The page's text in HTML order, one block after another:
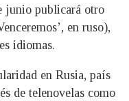
junio publicará otro
en ruso),
idiomas.
en Rusia, país
de telenovelas como